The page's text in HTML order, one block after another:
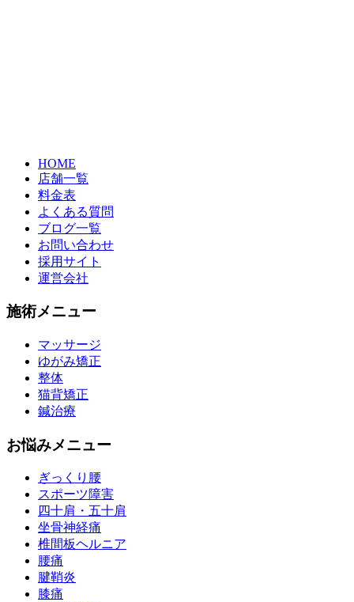
HOME
店舗一覧
料金表
よくある質問
ブログ一覧
お問い合わせ
採用サイト
運営会社
施術メニュー
マッサージ
ゆがみ矯正
整体
猫背矯正
鍼治療
お悩みメニュー
ぎっくり腰
スポーツ障害
四十肩・五十肩
坐骨神経痛
椎間板ヘルニア
腰痛
腱鞘炎
膝痛